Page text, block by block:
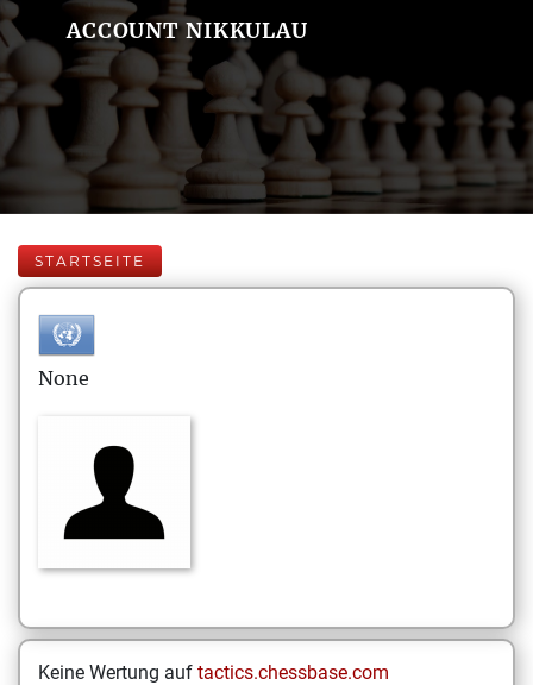
ACCOUNT NIKKULAU
STARTSEITE
None
Keine Wertung auf tactics.chessbase.com